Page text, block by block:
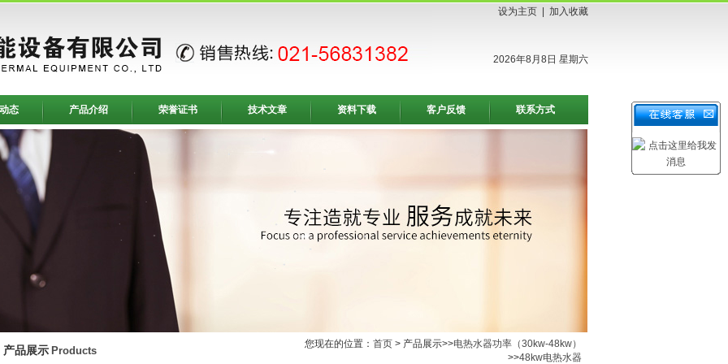
设为主页 加入收藏
2026年8月8日 星期六
态 产品介绍 荣誉证书 技术文章 资料下载 客户反馈 联系方式
产品展示 Products
您现在的位置： 首页 > 产品展示>>电热水器功率（30kw-48kw）
>>48kw电热水器